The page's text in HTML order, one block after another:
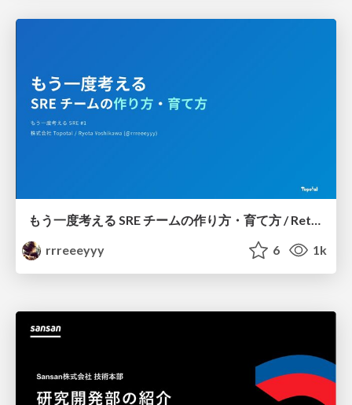
もう一度考える SRE チームの作り方・育て方 / Rethinking SRE #1: Building and Growing SRE Teams
rrreeeyyy
6 1k